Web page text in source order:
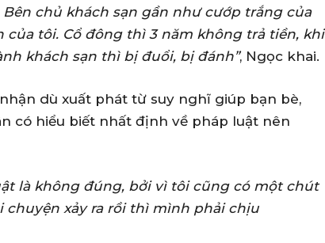
chủ khách sạn gần như cướp trắng của
tôi. Cổ đông thì 3 năm không trả tiền, khi
khách sạn thì bị đuổi, bị đánh”, Ngọc khai.
dù xuất phát từ suy nghĩ giúp bạn bè,
có hiểu biết nhất định về pháp luật nên
là không đúng, bởi vì tôi cũng có một chút
xảy ra rồi thì mình phải chịu